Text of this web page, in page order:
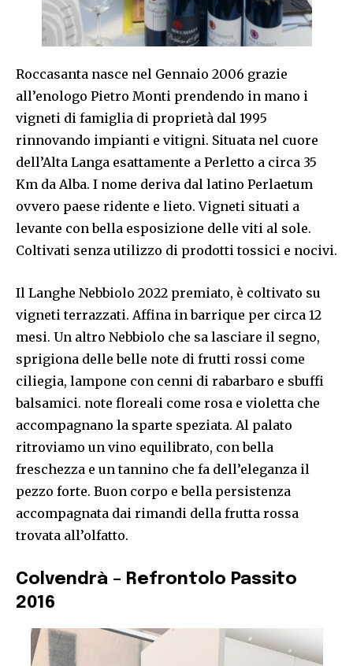
Roccasanta nasce nel Gennaio 2006 grazie
all’enologo Pietro Monti prendendo in mano i
vigneti di famiglia di proprietà dal 1995
rinnovando impianti e vitigni. Situata nel cuore
dell’Alta Langa esattamente a Perletto a circa 35
Km da Alba. I nome deriva dal latino Perlaetum
ovvero paese ridente e lieto. Vigneti situati a
levante con bella esposizione delle viti al sole.
Coltivati senza utilizzo di prodotti tossici e nocivi.
Il Langhe Nebbiolo 2022 premiato, è coltivato su
vigneti terrazzati. Affina in barrique per circa 12
mesi. Un altro Nebbiolo che sa lasciare il segno,
sprigiona delle belle note di frutti rossi come
ciliegia, lampone con cenni di rabarbaro e sbuffi
balsamici. note floreali come rosa e violetta che
accompagnano la sparte speziata. Al palato
ritroviamo un vino equilibrato, con bella
freschezza e un tannino che fa dell’eleganza il
pezzo forte. Buon corpo e bella persistenza
accompagnata dai rimandi della frutta rossa
trovata all’olfatto.
Colvendrà – Refrontolo Passito
2016